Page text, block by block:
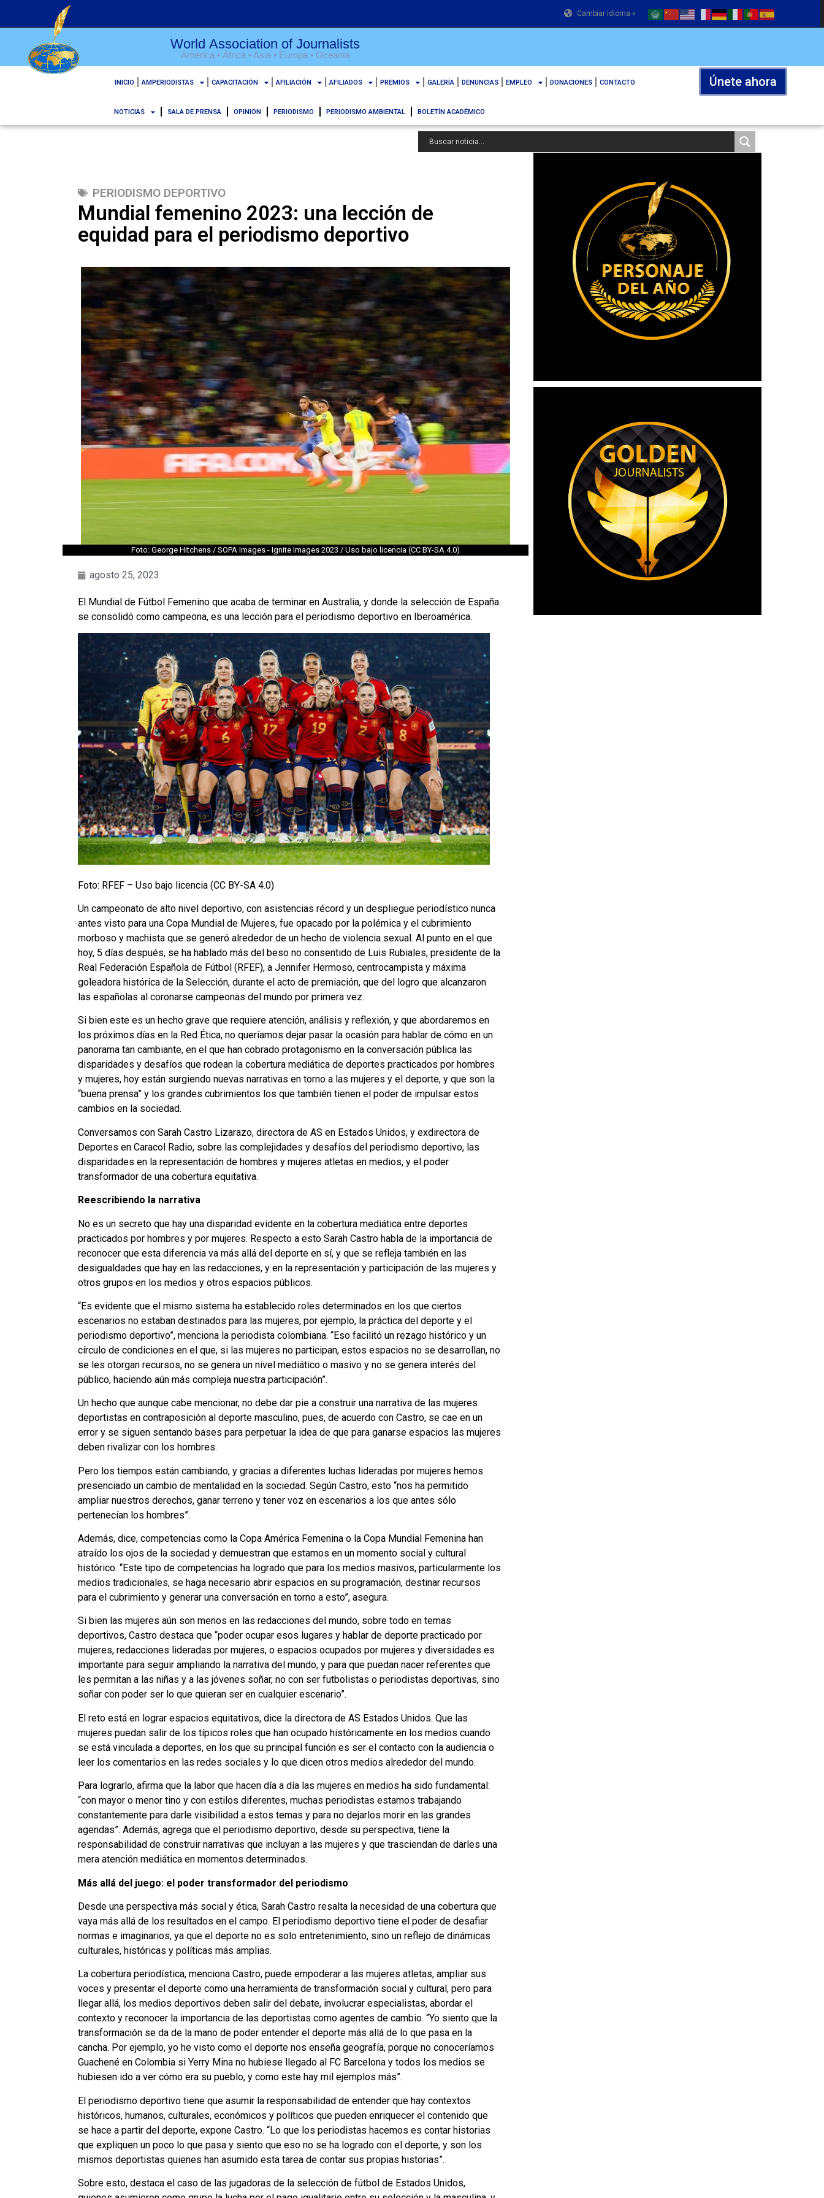
Cambiar idioma »
World Association of Journalists
América • África • Asia • Europa • Oceanía
INICIO AMPERIODISTAS CAPACITACIÓN AFILIACIÓN AFILIADOS PREMIOS GALERÍA DENUNCIAS EMPLEO DONACIONES CONTACTO Únete ahora
NOTICIAS SALA DE PRENSA OPINIÓN PERIODISMO PERIODISMO AMBIENTAL BOLETÍN ACADÉMICO
PERIODISMO DEPORTIVO
Mundial femenino 2023: una lección de
equidad para el periodismo deportivo
Foto: George Hitchens / SOPA Images - Ignite Images 2023 / Uso bajo licencia (CC BY-SA 4.0)
agosto 25, 2023
El Mundial de Fútbol Femenino que acaba de terminar en Australia, y donde la selección de España
se consolidó como campeona, es una lección para el periodismo deportivo en Iberoamérica.
Foto: RFEF – Uso bajo licencia (CC BY-SA 4.0)
Un campeonato de alto nivel deportivo, con asistencias récord y un despliegue periodístico nunca
antes visto para una Copa Mundial de Mujeres, fue opacado por la polémica y el cubrimiento
morboso y machista que se generó alrededor de un hecho de violencia sexual. Al punto en el que
hoy, 5 días después, se ha hablado más del beso no consentido de Luis Rubiales, presidente de la
Real Federación Española de Fútbol (RFEF), a Jennifer Hermoso, centrocampista y máxima
goleadora histórica de la Selección, durante el acto de premiación, que del logro que alcanzaron
las españolas al coronarse campeonas del mundo por primera vez.
Si bien este es un hecho grave que requiere atención, análisis y reflexión, y que abordaremos en
los próximos días en la Red Ética, no queríamos dejar pasar la ocasión para hablar de cómo en un
panorama tan cambiante, en el que han cobrado protagonismo en la conversación pública las
disparidades y desafíos que rodean la cobertura mediática de deportes practicados por hombres
y mujeres, hoy están surgiendo nuevas narrativas en torno a las mujeres y el deporte, y que son la
“buena prensa” y los grandes cubrimientos los que también tienen el poder de impulsar estos
cambios en la sociedad.
Conversamos con Sarah Castro Lizarazo, directora de AS en Estados Unidos, y exdirectora de
Deportes en Caracol Radio, sobre las complejidades y desafíos del periodismo deportivo, las
disparidades en la representación de hombres y mujeres atletas en medios, y el poder
transformador de una cobertura equitativa.
Reescribiendo la narrativa
No es un secreto que hay una disparidad evidente en la cobertura mediática entre deportes
practicados por hombres y por mujeres. Respecto a esto Sarah Castro habla de la importancia de
reconocer que esta diferencia va más allá del deporte en sí, y que se refleja también en las
desigualdades que hay en las redacciones, y en la representación y participación de las mujeres y
otros grupos en los medios y otros espacios públicos.
“Es evidente que el mismo sistema ha establecido roles determinados en los que ciertos
escenarios no estaban destinados para las mujeres, por ejemplo, la práctica del deporte y el
periodismo deportivo”, menciona la periodista colombiana. “Eso facilitó un rezago histórico y un
círculo de condiciones en el que, si las mujeres no participan, estos espacios no se desarrollan, no
se les otorgan recursos, no se genera un nivel mediático o masivo y no se genera interés del
público, haciendo aún más compleja nuestra participación”.
Un hecho que aunque cabe mencionar, no debe dar pie a construir una narrativa de las mujeres
deportistas en contraposición al deporte masculino, pues, de acuerdo con Castro, se cae en un
error y se siguen sentando bases para perpetuar la idea de que para ganarse espacios las mujeres
deben rivalizar con los hombres.
Pero los tiempos están cambiando, y gracias a diferentes luchas lideradas por mujeres hemos
presenciado un cambio de mentalidad en la sociedad. Según Castro, esto “nos ha permitido
ampliar nuestros derechos, ganar terreno y tener voz en escenarios a los que antes sólo
pertenecían los hombres”.
Además, dice, competencias como la Copa América Femenina o la Copa Mundial Femenina han
atraído los ojos de la sociedad y demuestran que estamos en un momento social y cultural
histórico. “Este tipo de competencias ha logrado que para los medios masivos, particularmente los
medios tradicionales, se haga necesario abrir espacios en su programación, destinar recursos
para el cubrimiento y generar una conversación en torno a esto”, asegura.
Si bien las mujeres aún son menos en las redacciones del mundo, sobre todo en temas
deportivos, Castro destaca que “poder ocupar esos lugares y hablar de deporte practicado por
mujeres, redacciones lideradas por mujeres, o espacios ocupados por mujeres y diversidades es
importante para seguir ampliando la narrativa del mundo, y para que puedan nacer referentes que
les permitan a las niñas y a las jóvenes soñar, no con ser futbolistas o periodistas deportivas, sino
soñar con poder ser lo que quieran ser en cualquier escenario”.
El reto está en lograr espacios equitativos, dice la directora de AS Estados Unidos. Que las
mujeres puedan salir de los típicos roles que han ocupado históricamente en los medios cuando
se está vinculada a deportes, en los que su principal función es ser el contacto con la audiencia o
leer los comentarios en las redes sociales y lo que dicen otros medios alrededor del mundo.
Para lograrlo, afirma que la labor que hacen día a día las mujeres en medios ha sido fundamental:
“con mayor o menor tino y con estilos diferentes, muchas periodistas estamos trabajando
constantemente para darle visibilidad a estos temas y para no dejarlos morir en las grandes
agendas”. Además, agrega que el periodismo deportivo, desde su perspectiva, tiene la
responsabilidad de construir narrativas que incluyan a las mujeres y que trasciendan de darles una
mera atención mediática en momentos determinados.
Más allá del juego: el poder transformador del periodismo
Desde una perspectiva más social y ética, Sarah Castro resalta la necesidad de una cobertura que
vaya más allá de los resultados en el campo. El periodismo deportivo tiene el poder de desafiar
normas e imaginarios, ya que el deporte no es solo entretenimiento, sino un reflejo de dinámicas
culturales, históricas y políticas más amplias.
La cobertura periodística, menciona Castro, puede empoderar a las mujeres atletas, ampliar sus
voces y presentar el deporte como una herramienta de transformación social y cultural, pero para
llegar allá, los medios deportivos deben salir del debate, involucrar especialistas, abordar el
contexto y reconocer la importancia de las deportistas como agentes de cambio. “Yo siento que la
transformación se da de la mano de poder entender el deporte más allá de lo que pasa en la
cancha. Por ejemplo, yo he visto como el deporte nos enseña geografía, porque no conoceríamos
Guachené en Colombia si Yerry Mina no hubiese llegado al FC Barcelona y todos los medios se
hubiesen ido a ver cómo era su pueblo, y como este hay mil ejemplos más”.
El periodismo deportivo tiene que asumir la responsabilidad de entender que hay contextos
históricos, humanos, culturales, económicos y políticos que pueden enriquecer el contenido que
se hace a partir del deporte, expone Castro. “Lo que los periodistas hacemos es contar historias
que expliquen un poco lo que pasa y siento que eso no se ha logrado con el deporte, y son los
mismos deportistas quienes han asumido esta tarea de contar sus propias historias”.
Sobre esto, destaca el caso de las jugadoras de la selección de fútbol de Estados Unidos,